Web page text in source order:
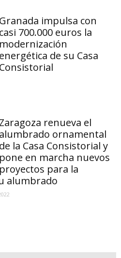
Granada impulsa con
casi 700.000 euros la
modernización
energética de su Casa
Consistorial
Zaragoza renueva el
alumbrado ornamental
de la Casa Consistorial y
pone en marcha nuevos
proyectos para la
alumbrado